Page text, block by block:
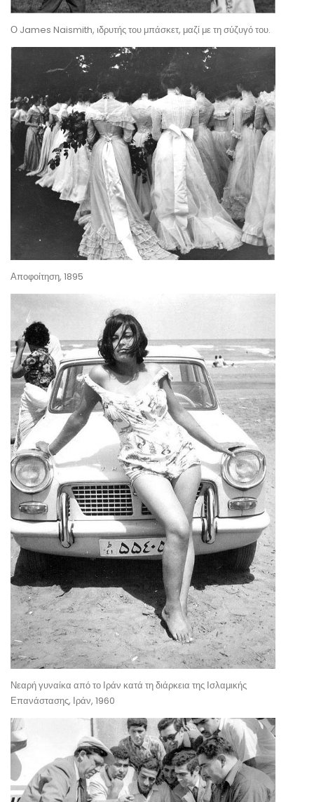
Ο James Naismith, ιδρυτής του μπάσκετ, μαζί με τη σύζυγό του.
Αποφοίτηση, 1895
Νεαρή γυναίκα από το Ιράν κατά τη διάρκεια της Ισλαμικής
Επανάστασης, Ιράν, 1960